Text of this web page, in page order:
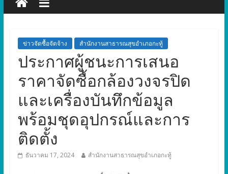
ประกาศผู้ชนะการเสนอรา ซื้อวัสดุงานบ้านงานครัว โดยวิธีเฉพาะ
เจาะจง
เจาะจงข่าวจัดซื้อจัดจ้าง สำนักงานสาธารณสุขอำเภอกะทู้
ประกาศผู้ชนะการเสนอ
ราคาจัดซื้อกล้องวงจรปิด
และเครื่องบันทึกข้อมูล
พร้อมชุดอุปกรณ์และการ
ติดตั้ง
ธันวาคม 17, 2024 สำนักงานสาธารณสุขอำเภอกะทู้